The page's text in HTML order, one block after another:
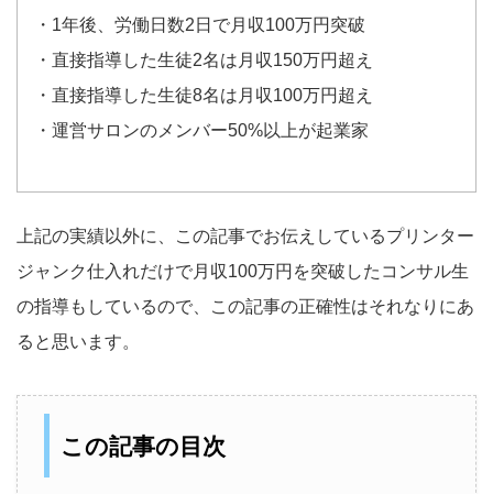
・1年後、労働日数2日で月収100万円突破
・直接指導した生徒2名は月収150万円超え
・直接指導した生徒8名は月収100万円超え
・運営サロンのメンバー50%以上が起業家
上記の実績以外に、この記事でお伝えしているプリンター
ジャンク仕入れだけで月収100万円を突破したコンサル生
の指導もしているので、この記事の正確性はそれなりにあ
ると思います。
この記事の目次